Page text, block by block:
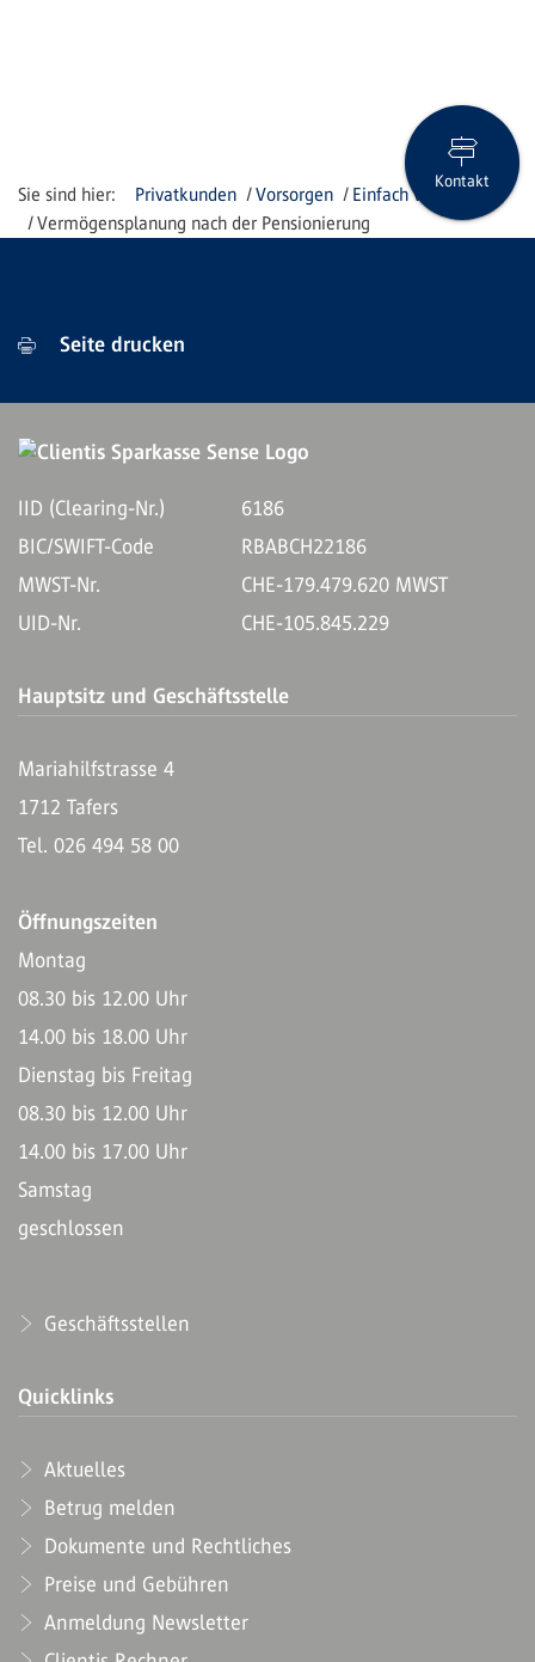
Privatkunden Vorsorgen
Einfach vorsorgen
Vermögensplanung nach der Pensionierung
Kontakt
Seite drucken
IID (Clearing-Nr.)
6186
BIC/SWIFT-Code
RBABCH22186
MWST-Nr.
CHE-179.479.620 MWST
UID-Nr.
CHE-105.845.229
Hauptsitz und Geschäftsstelle
Mariahilfstrasse 4
1712 Tafers
Tel. 026 494 58 00
Öffnungszeiten
Montag
08.30 bis 12.00 Uhr
14.00 bis 18.00 Uhr
Dienstag bis Freitag
08.30 bis 12.00 Uhr
14.00 bis 17.00 Uhr
Samstag
geschlossen
Geschäftsstellen
Quicklinks
Aktuelles
Betrug melden
Dokumente und Rechtliches
Preise und Gebühren
Anmeldung Newsletter